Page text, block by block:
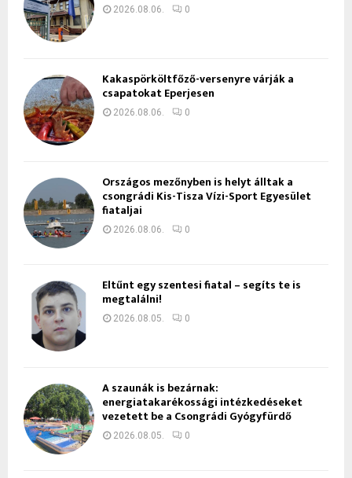
2026.08.06. 0
Kakaspörköltfőző-versenyre várják a
csapatokat Eperjesen
2026.08.06. 0
Országos mezőnyben is helyt álltak a
csongrádi Kis-Tisza Vízi-Sport Egyesület
fiataljai
2026.08.06. 0
Eltűnt egy szentesi fiatal – segíts te is
megtalálni!
2026.08.05. 0
A szaunák is bezárnak:
energiatakarékossági intézkedéseket
vezetett be a Csongrádi Gyógyfürdő
2026.08.05. 0